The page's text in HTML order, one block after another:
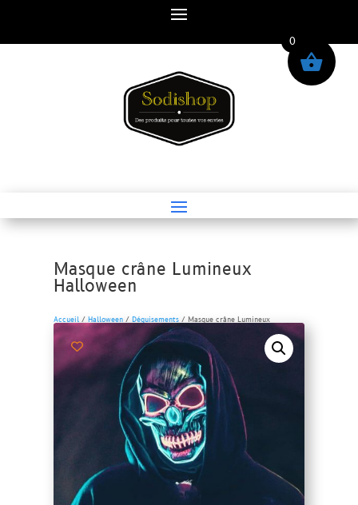
Masque crâne Lumineux
Halloween
Accueil /Halloween /Déguisements / Masque crâne Lumineux
Halloween
0